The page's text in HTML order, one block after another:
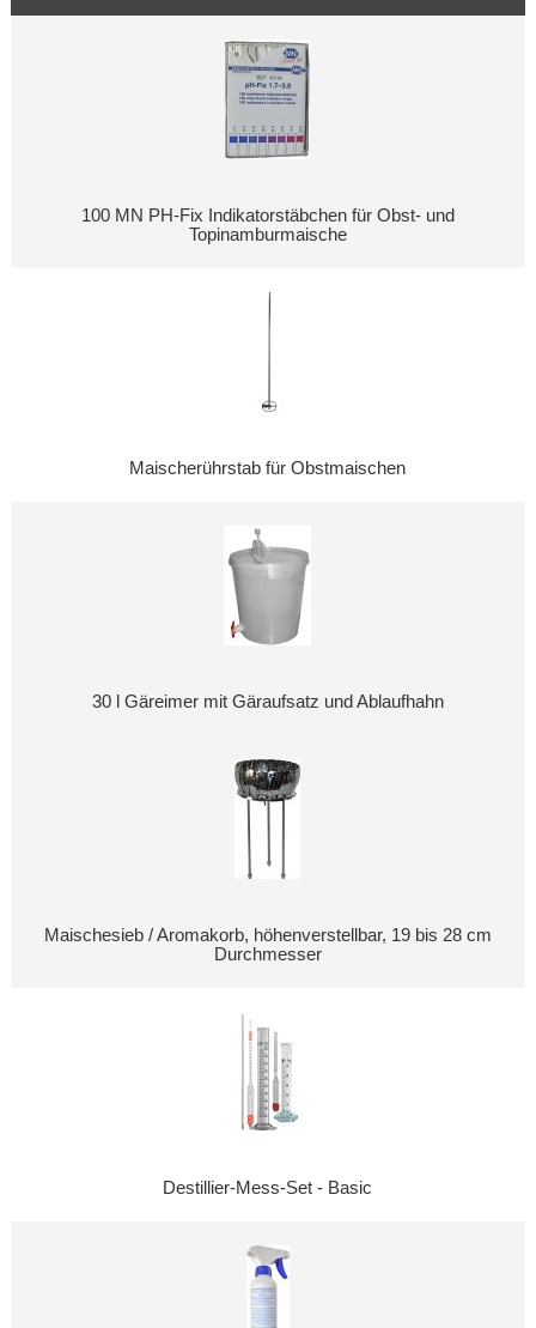
100 MN PH-Fix Indikatorstäbchen für Obst- und
Topinamburmaische
Maischerührstab für Obstmaischen
30 l Gäreimer mit Gäraufsatz und Ablaufhahn
Maischesieb / Aromakorb, höhenverstellbar, 19 bis 28 cm
Durchmesser
Destillier-Mess-Set - Basic